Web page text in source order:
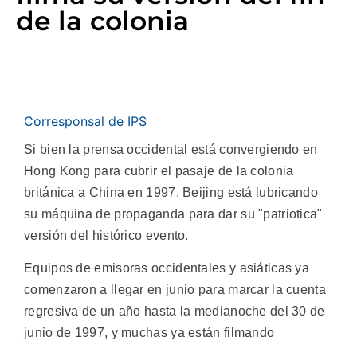
de la colonia
Corresponsal de IPS
Si bien la prensa occidental está convergiendo en
Hong Kong para cubrir el pasaje de la colonia
británica a China en 1997, Beijing está lubricando
su máquina de propaganda para dar su "patriotica"
versión del histórico evento.
Equipos de emisoras occidentales y asiáticas ya
comenzaron a llegar en junio para marcar la cuenta
regresiva de un año hasta la medianoche del 30 de
junio de 1997, y muchas ya están filmando